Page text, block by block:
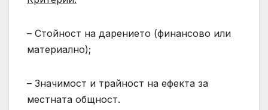
– Стойност на дарението (финансово или
материално);
– Значимост и трайност на ефекта за
местната общност.